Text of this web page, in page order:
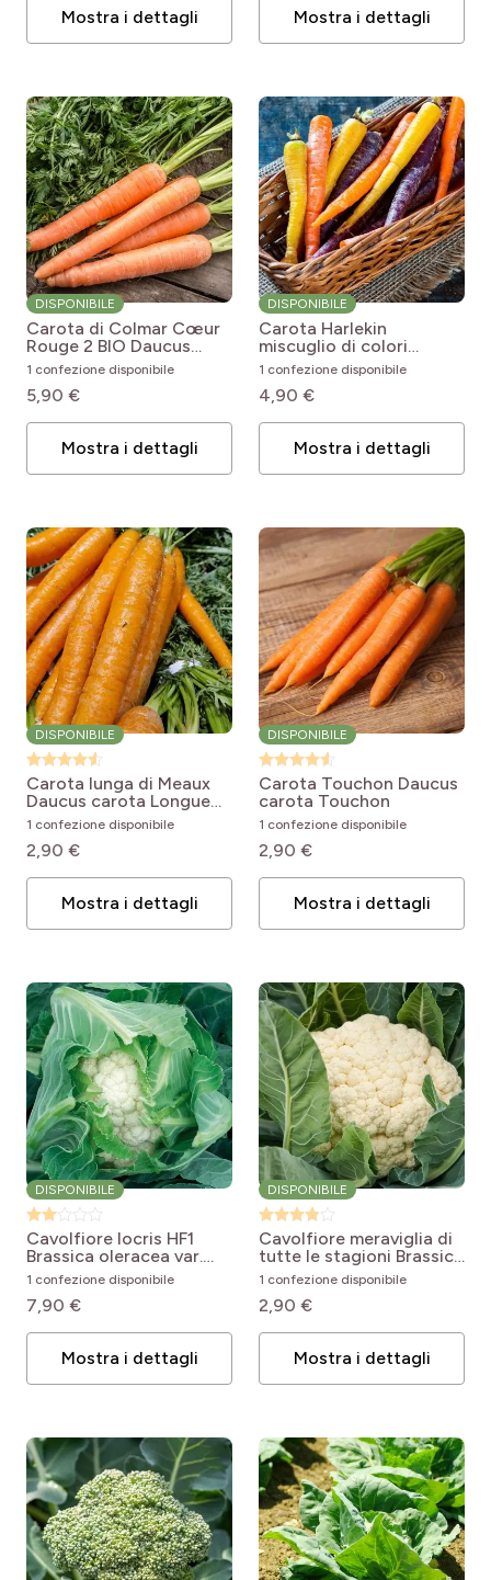
Mostra i dettagli Mostra i dettagli
DISPONIBILE
Carota di Colmar Cœur
Rouge 2 BIO Daucus
carota Colmar à coeur
rouge 2
1 confezione disponibile
5,90 €
Mostra i dettagli
DISPONIBILE
Carota Harlekin
miscuglio di colori
Daucus carota Harlekin
mix
1 confezione disponibile
4,90 €
Mostra i dettagli
DISPONIBILE
Carota lunga di Meaux
Daucus carota Longue
Lisse de Meaux
1 confezione disponibile
2,90 €
Mostra i dettagli
DISPONIBILE
Carota Touchon Daucus
carota Touchon
1 confezione disponibile
2,90 €
Mostra i dettagli
DISPONIBILE
Cavolfiore locris HF1
Brassica oleracea var.
botrytis Locris F1
1 confezione disponibile
7,90 €
Mostra i dettagli
DISPONIBILE
Cavolfiore meraviglia di
tutte le stagioni Brassica
oleracea var. botrytis
Merveille de Toutes
Saisons
1 confezione disponibile
2,90 €
Mostra i dettagli